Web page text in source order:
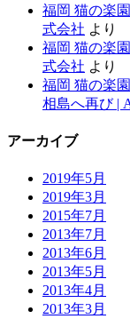
福岡 猫の楽
式会社 より
福岡 猫の楽
式会社 より
福岡 猫の楽
相島へ再び |
アーカイブ
2019年5月
2019年3月
2015年7月
2013年7月
2013年6月
2013年5月
2013年4月
2013年3月